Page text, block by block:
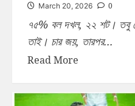
March 20, 2026 0
৭৫% বল দখল, ২২ শট। তবু
তাই। চার জয়, তারপর...
Read More